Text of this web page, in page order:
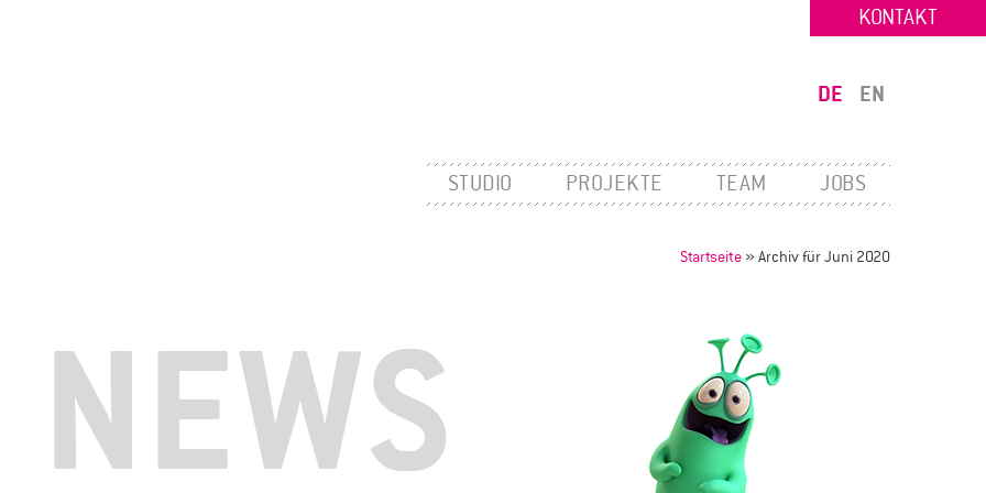
DE EN
STUDIO PROJEKTE TEAM JOBS
Startseite » Archiv für Juni 2020
KONTAKT
NEWS